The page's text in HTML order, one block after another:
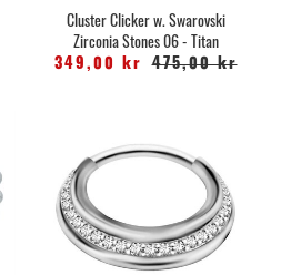
Cluster Clicker w. Swarovski
Zirconia Stones 06 - Titan
349,00 kr 475,00 kr